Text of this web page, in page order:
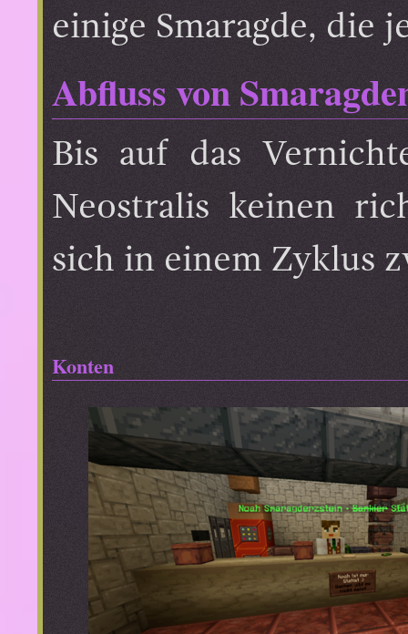
einige Smaragde, die
Abfluss von
Bis auf das
Neostralis keinen
sich in einem Zyklus
Konten